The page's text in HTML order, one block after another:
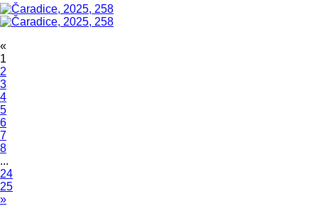
«
1
2
3
4
5
6
7
8
...
24
25
»